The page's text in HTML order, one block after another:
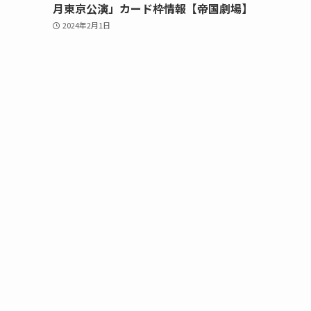
月東京公演」カード枠情報【帝国劇場】
2024年2月1日